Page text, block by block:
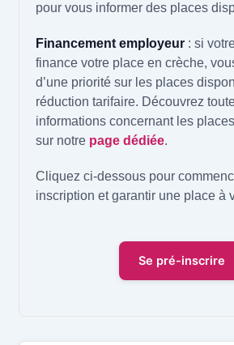
pour vous informer des places
Financement employeur: si
finance votre place en crèche,
d’une priorité sur les places
réduction tarifaire. Découvrez
informations concernant les
sur notrepage dédiée.
Cliquez ci-dessous pour
inscription et garantir une place à
Se pré-inscrire